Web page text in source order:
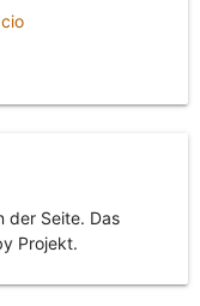
der Seite. Das
Projekt.